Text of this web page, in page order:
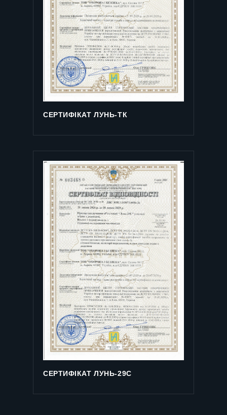
СЕРТИФІКАТ ЛУНЬ-ТК
СЕРТИФІКАТ ЛУНЬ-29С